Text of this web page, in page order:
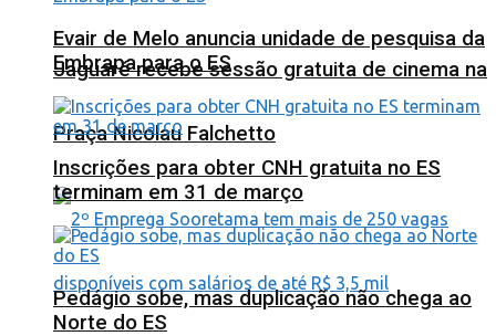
Jaguaré recebe sessão gratuita de cinema na
Praça Nicolau Falchetto
Evair de Melo anuncia unidade de pesquisa da
Embrapa para o ES
Inscrições para obter CNH gratuita no ES
terminam em 31 de março
Pedágio sobe, mas duplicação não chega ao
Norte do ES